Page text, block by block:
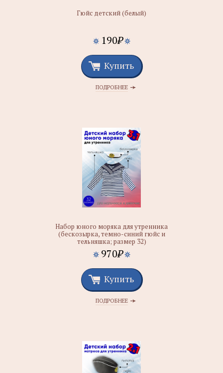
Гюйс детский (белый)
190₽
Купить
ПОДРОБНЕЕ
Набор юного моряка для утренника
(бескозырка, темно-синий гюйс и
тельняшка; размер 32)
970₽
Купить
ПОДРОБНЕЕ